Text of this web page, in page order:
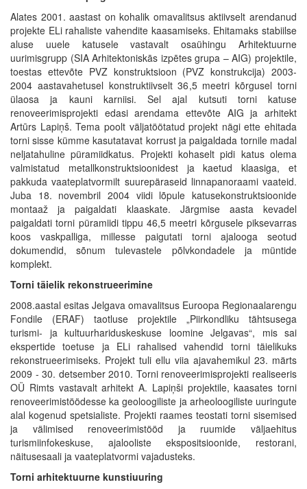
Alates 2001. aastast on kohalik omavalitsus aktiivselt arendanud
projekte ELi rahaliste vahendite kaasamiseks. Ehitamaks stabiilse
aluse uuele katusele vastavalt osaühingu Arhitektuurne
uurimisgrupp (SIA Arhitektoniskās izpētes grupa – AIG) projektile,
toestas ettevõte PVZ konstruktsioon (PVZ konstrukcija) 2003-
2004 aastavahetusel konstruktiivselt 36,5 meetri kõrgusel torni
ülaosa ja kauni karniisi. Sel ajal kutsuti torni katuse
renoveerimisprojekti edasi arendama ettevõte AIG ja arhitekt
Artūrs Lapiņš. Tema poolt väljatöötatud projekt nägi ette ehitada
torni sisse kümme kasutatavat korrust ja paigaldada tornile madal
neljatahuline püramiidkatus. Projekti kohaselt pidi katus olema
valmistatud metallkonstruktsioonidest ja kaetud klaasiga, et
pakkuda vaateplatvormilt suurepäraseid linnapanoraami vaateid.
Juba 18. novembril 2004 viidi lõpule katusekonstruktsioonide
montaaž ja paigaldati klaaskate. Järgmise aasta kevadel
paigaldati torni püramiidi tippu 46,5 meetri kõrgusele piksevarras
koos vaskpalliga, millesse paigutati torni ajalooga seotud
dokumendid, sõnum tulevastele põlvkondadele ja müntide
komplekt.
Torni täielik rekonstrueerimine
2008.aastal esitas Jelgava omavalitsus Euroopa Regionaalarengu
Fondile (ERAF) taotluse projektile „Piirkondliku tähtsusega
turismi- ja kultuurhariduskeskuse loomine Jelgavas“, mis sai
ekspertide toetuse ja ELi rahalised vahendid torni täielikuks
rekonstrueerimiseks. Projekt tuli ellu viia ajavahemikul 23. märts
2009 - 30. detsember 2010. Torni renoveerimisprojekti realiseeris
OÜ Rimts vastavalt arhitekt A. Lapiņši projektile, kaasates torni
renoveerimistöödesse ka geoloogiliste ja arheoloogiliste uuringute
alal kogenud spetsialiste. Projekti raames teostati torni sisemised
ja välimised renoveerimistööd ja ruumide väljaehitus
turismiinfokeskuse, ajalooliste ekspositsioonide, restorani,
näitusesaali ja vaateplatvormi vajadusteks.
Torni arhitektuurne kunstiuuring